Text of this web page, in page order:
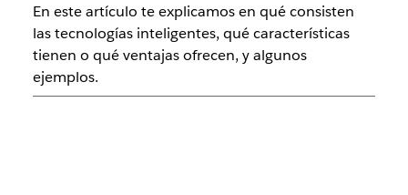
En este artículo te explicamos en qué consisten
las tecnologías inteligentes, qué características
tienen o qué ventajas ofrecen, y algunos
ejemplos.